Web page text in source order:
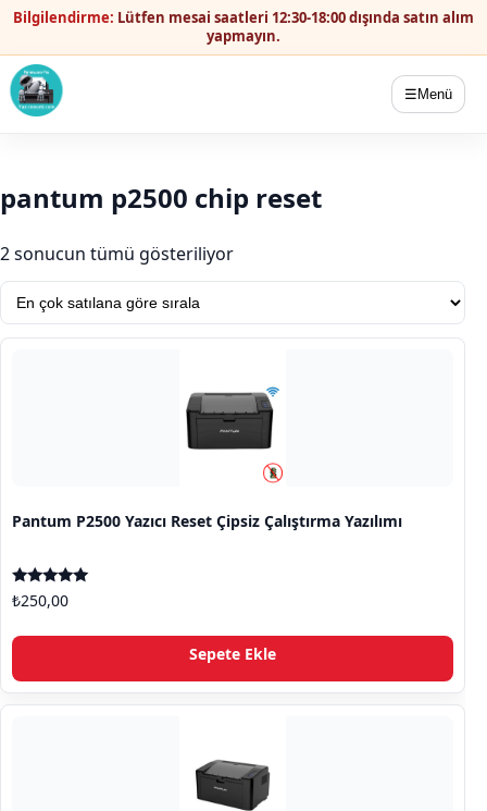
Bilgilendirme: Lütfen mesai saatleri 12:30-18:00 dışında satın alım
yapmayın.
☰ Menü
pantum p2500 chip reset
2 sonucun tümü gösteriliyorPopülerliğe göre sıralandı
Pantum P2500 Yazıcı Reset Çipsiz Çalıştırma Yazılımı
5 üzerinden
5.00
₺250,00
Sepete Ekle